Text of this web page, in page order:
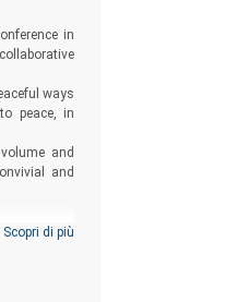
in
ways
peace, in
and
and
Scopri di più